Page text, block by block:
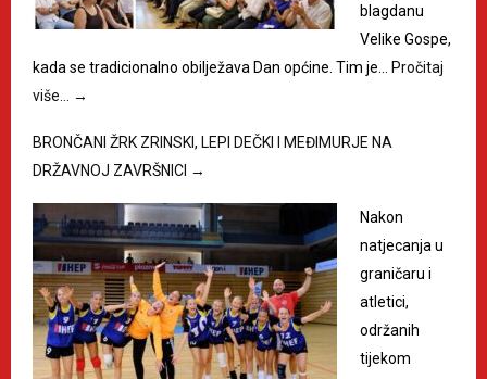
blagdanu
Velike Gospe,
kada se tradicionalno obilježava Dan općine. Tim je… Pročitaj
više…
→
BRONČANI ŽRK ZRINSKI, LEPI DEČKI I MEĐIMURJE NA
DRŽAVNOJ ZAVRŠNICI →
Nakon
natjecanja u
graničaru i
atletici,
održanih
tijekom